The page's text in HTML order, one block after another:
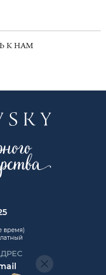
К НАМ
время)